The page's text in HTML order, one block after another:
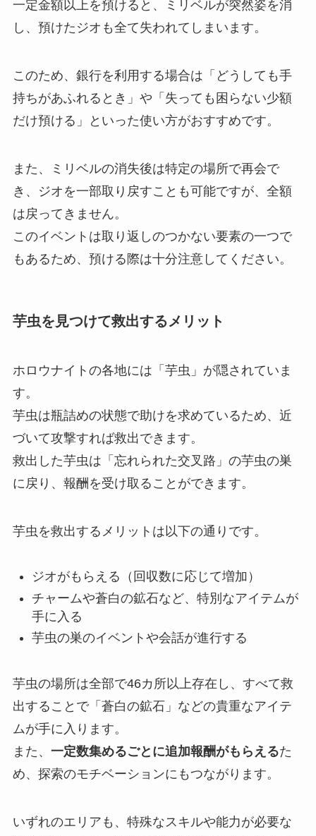
一定金額以上を預けると、ミリベルが突然姿を消
し、預けたジオも全て失われてしまいます。
このため、銀行を利用する場合は「どうしても手
持ちがあふれるとき」や「失っても困らない少額
だけ預ける」といった使い方がおすすめです。
また、ミリベルの消失後は特定の場所で再会で
き、ジオを一部取り戻すことも可能ですが、全額
は戻ってきません。
このイベントは取り返しのつかない要素の一つで
もあるため、預ける際は十分注意してください。
芋虫を見つけて救出するメリット
ホロウナイトの各地には「芋虫」が隠されていま
す。
芋虫は瓶詰めの状態で助けを求めているため、近
づいて攻撃すれば救出できます。
救出した芋虫は「忘れられた交叉路」の芋虫の巣
に戻り、報酬を受け取ることができます。
芋虫を救出するメリットは以下の通りです。
ジオがもらえる（回収数に応じて増加）
チャームや蒼白の鉱石など、特別なアイテムが
手に入る
芋虫の巣のイベントや会話が進行する
芋虫の場所は全部で46カ所以上存在し、すべて救
出することで「蒼白の鉱石」などの貴重なアイテ
ムが手に入ります。
また、 一定数集めるごとに追加報酬がもらえるた
め、探索のモチベーションにもつながります。
いずれのエリアも、特殊なスキルや能力が必要な